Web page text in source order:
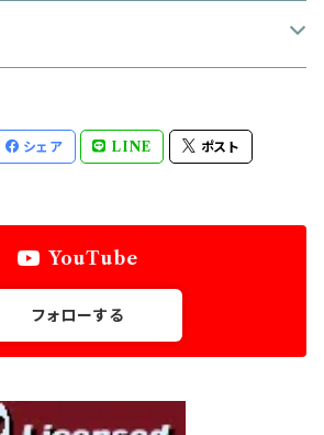
シェア LINE ポスト
YouTube
フォローする